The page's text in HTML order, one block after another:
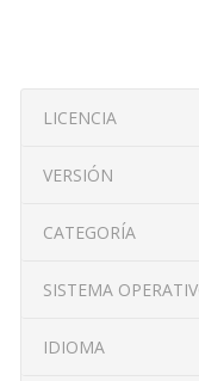
LICENCIA
VERSIÓN
CATEGORÍA
SISTEMA
IDIOMA